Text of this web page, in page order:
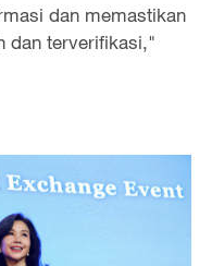
dan memastikan
dan terverifikasi,"